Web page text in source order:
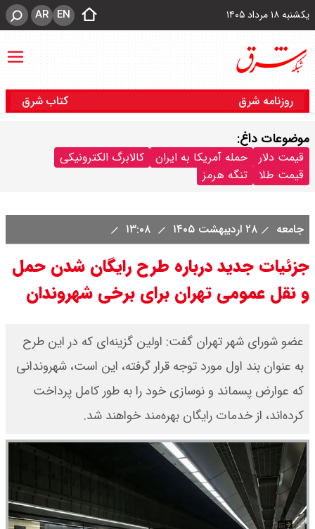
یکشنبه ۱۸ مرداد ۱۴۰۵ EN
AR
روزنامه شرق کتاب شرق
موضوعات داغ:
قیمت دلار حمله آمریکا به ایران
کالابرگ الکترونیکی
قیمت طلا
تنگه هرمز
جامعه ۲۸ اردیبهشت ۱۴۰۵
جزئیات جدید درباره طرح رایگان شدن حمل
و نقل عمومی تهران برای برخی شهروندان
عضو شورای شهر تهران گفت: اولین گزینه‌ای که در این طرح
به عنوان بند اول مورد توجه قرار گرفته، این است، شهروندانی
که عوارض پسماند و نوسازی خود را به طور کامل پرداخت
کرده‌اند، از خدمات رایگان بهره‌مند خواهند شد.